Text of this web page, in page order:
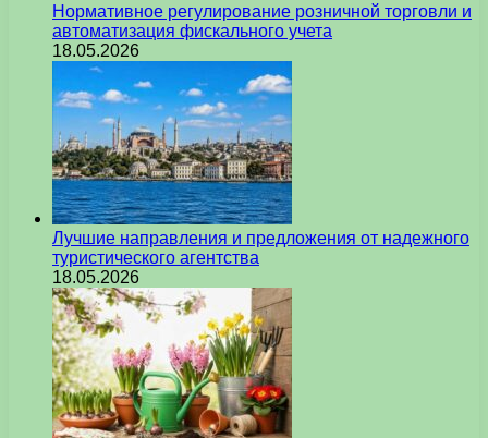
Нормативное регулирование розничной торговли и
автоматизация фискального учета
18.05.2026
Лучшие направления и предложения от надежного
туристического агентства
18.05.2026